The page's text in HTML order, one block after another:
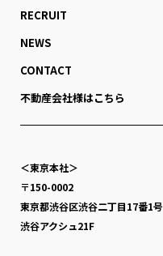
RECRUIT
NEWS
CONTACT
不動産会社様はこちら
＜東京本社＞
〒150-0002
東京都渋谷区渋谷二丁目17番1号
渋谷アクシュ21F